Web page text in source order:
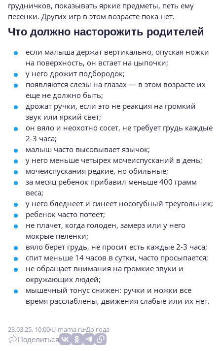
грудничков, показывать яркие предметы, петь ему
песенки. Других игр в этом возрасте пока нет.
Что должно насторожить родителей
если малыша держат вертикально, опуская ножки
на поверхность, он встает на цыпочки;
у него дрожит подбородок;
появляются слезы на глазах — в этом возрасте их
еще не должно быть;
дрожат ручки, если это не реакция на громкий
звук или яркий свет;
он вяло и неохотно сосет, не требует грудь каждые
2-3 часа;
малыш часто высовывает язычок;
у него меньше четырех мочеиспусканий в день;
мочеиспускания редкие, но обильные;
за месяц ребенок прибавил меньше 400 грамм
веса;
у него бледнеет и синеет носогубный треугольник;
ребенок часто потеет;
не плачет, когда голоден, замерз или у него
мокрые пеленки;
вяло берет грудь, не просит есть каждые 2-3 часа;
спит меньше 14 часов в сутки, часто просыпается;
не обращает внимания на громкие звуки и
окружающих людей;
мышечный тонус снижен: ручки и ножки все
время расслаблены, движения слабые или их нет.
23.03.25, 10:00 U-mama.ru До года
Поделиться